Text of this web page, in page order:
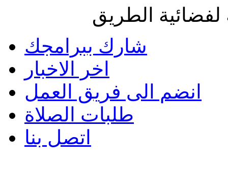
الطريق
شارك ببرامجك
اخر الاخبار
انضم الى فريق العمل
طلبات الصلاة
اتصل بنا